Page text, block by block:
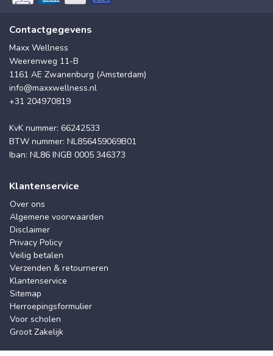
Contactgegevens
Maxx Wellness
Weerenweg 11-B
1161 AE Zwanenburg (Amsterdam)
info@maxxwellness.nl
+31 204970819
KvK nummer: 66242533
BTW nummer: NL856459069B01
Iban: NL86 INGB 0005 346373
Klantenservice
Over ons
Algemene voorwaarden
Disclaimer
Privacy Policy
Veilig betalen
Verzenden & retourneren
Klantenservice
Sitemap
Herroepingsformulier
Voor scholen
Groot Zakelijk